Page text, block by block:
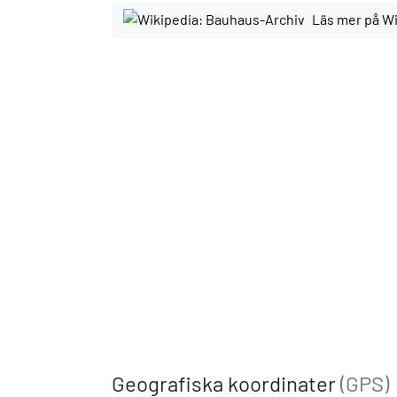
Läs mer på
Geografiska koordinater(GPS)